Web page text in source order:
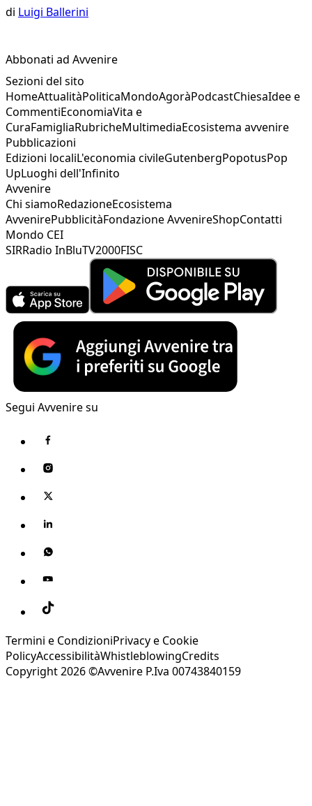
di Luigi Ballerini
Abbonati ad Avvenire
Sezioni del sito
HomeAttualitàPoliticaMondoAgoràPodcastChiesaIdee e
CommentiEconomiaVita e
CuraFamigliaRubricheMultimediaEcosistema avvenire
Pubblicazioni
Edizioni localiL'economia civileGutenbergPopotusPop
UpLuoghi dell'Infinito
Avvenire
Chi siamoRedazioneEcosistema
AvvenirePubblicitàFondazione AvvenireShopContatti
Mondo CEI
SIRRadio InBluTV2000FISC
Segui Avvenire su
Termini e CondizioniPrivacy e Cookie
PolicyAccessibilitàWhistleblowingCredits
Copyright 2026 ©Avvenire P.Iva 00743840159